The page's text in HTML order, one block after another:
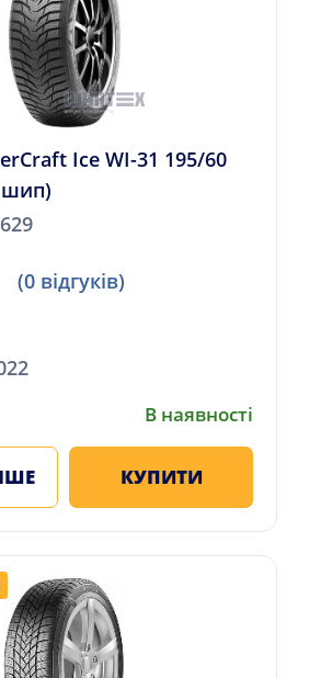
Ice WI-31 195/60
шип)
(0 відгуків)
В наявності
КУПИТИ